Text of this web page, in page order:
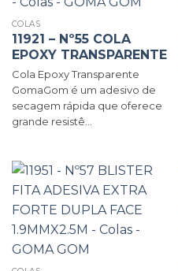
COLAS
11921 – Nº55 COLA
EPOXY TRANSPARENTE
Cola Epoxy Transparente
GomaGom é um adesivo de
secagem rápida que oferece
grande resistê...